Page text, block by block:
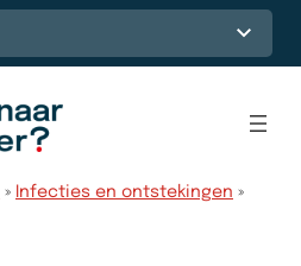
» Infecties en ontstekingen »